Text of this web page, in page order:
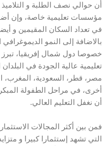
أن حوالي نصف الطلبة و
مؤسسات تعليمية خاصة، وإن
في تعداد السكان المقيمين و
بالاضافة إلى النمو
خصوصا دول شمال إفريقيا، تبرز
تعليمية عالية الجودة في البلدان
مصر، قطر، السعودية، المغرب،
أخرى، في مراحل الطفولة
أن نغفل التعليم العالي.
فمن بين أكثر المجالات
التي تشهد إستثمارا كبيرا و